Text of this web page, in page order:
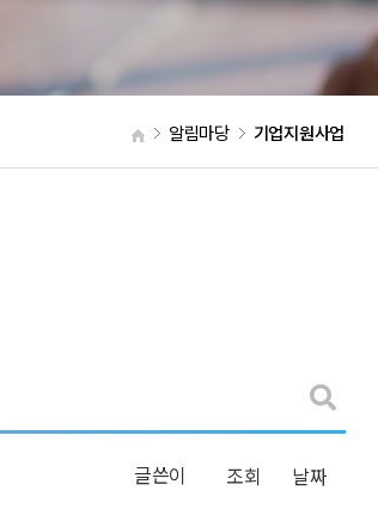
알림마당 기업지원사업
글쓴이 조회 날짜